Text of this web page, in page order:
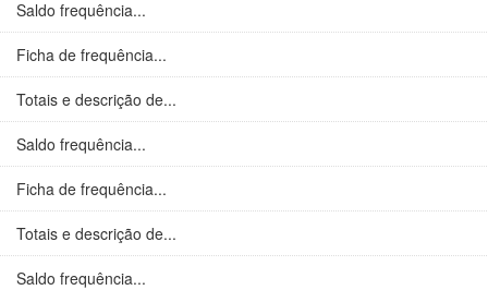
Saldo frequência...
Ficha de frequência...
Totais e descrição de...
Saldo frequência...
Ficha de frequência...
Totais e descrição de...
Saldo frequência...